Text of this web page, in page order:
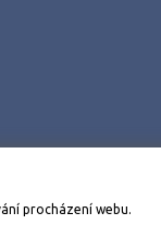
procházení webu.